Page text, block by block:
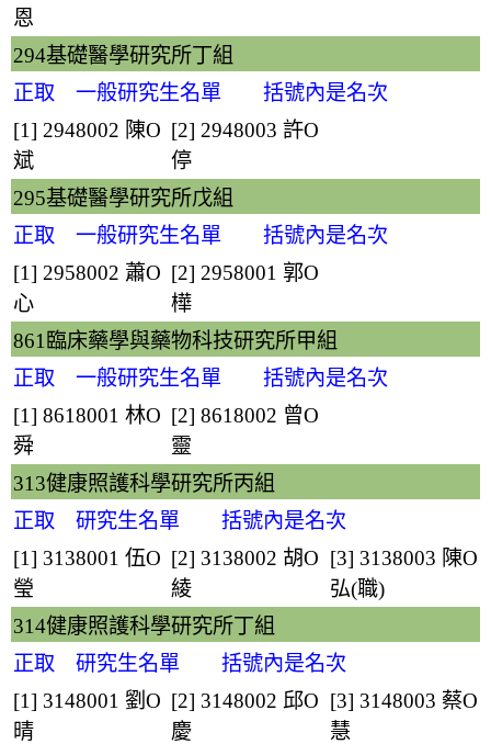
恩
294基礎醫學研究所丁組
正取 一般研究生名單 括號內是名次
[1] 2948002 陳O
斌
[2] 2948003 許O
停
295基礎醫學研究所戊組
正取 一般研究生名單 括號內是名次
[1] 2958002 蕭O
心
[2] 2958001 郭O
樺
861臨床藥學與藥物科技研究所甲組
正取 一般研究生名單 括號內是名次
[1] 8618001 林O
舜
[2] 8618002 曾O
靈
313健康照護科學研究所丙組
正取 研究生名單 括號內是名次
[1] 3138001 伍O
瑩
[2] 3138002 胡O
綾
[3] 3138003 陳O
弘(職)
314健康照護科學研究所丁組
正取 研究生名單 括號內是名次
[1] 3148001 劉O
晴
[2] 3148002 邱O
慶
[3] 3148003 蔡O
慧